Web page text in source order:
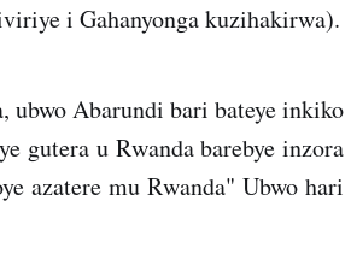
i Gahanyonga kuzihakirwa).
ubwo Abarundi bari bateye inkiko
gutera u Rwanda barebye inzora
azatere mu Rwanda" Ubwo hari